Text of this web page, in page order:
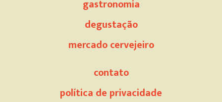
gastronomia
degustação
mercado cervejeiro
contato
política de privacidade